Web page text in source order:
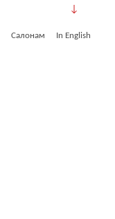
Салонам In English